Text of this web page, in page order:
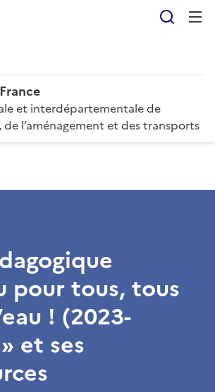
et interdépartementale de
de l’aménagement et des transports
pour tous, tous
! (2023-
et ses